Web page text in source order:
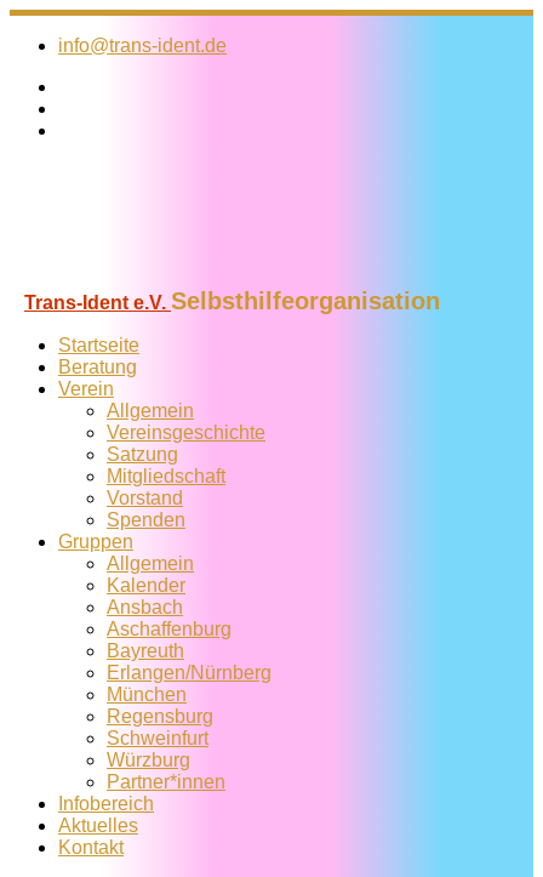
Zum
Inhalt
info@trans-ident.de
Trans-Ident e.V. Selbsthilfeorganisation
Startseite
Beratung
Verein
Allgemein
Vereins­geschichte
Satzung
Mitglied­schaft
Vorstand
Spenden
Gruppen
Allgemein
Kalender
Ansbach
Aschaffenburg
Bayreuth
Erlangen/Nürnberg
München
Regensburg
Schweinfurt
Würzburg
Partner*innen
Infobereich
Aktuelles
Kontakt